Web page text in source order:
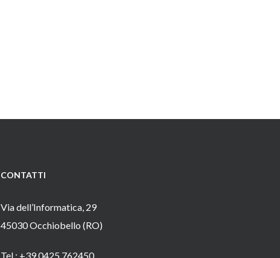
CONTATTI
Via dell’Informatica, 29
45030 Occhiobello (RO)
Tel.: +39 0425.762450